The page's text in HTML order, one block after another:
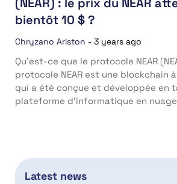
(NEAR) : le prix du NEAR
bientôt 10 $ ?
Chryzano Ariston - 3 years ago
Qu’est-ce que le protocole NEAR
protocole NEAR est une blockchain
qui a été conçue et développée en
plateforme d’informatique en
Latest news